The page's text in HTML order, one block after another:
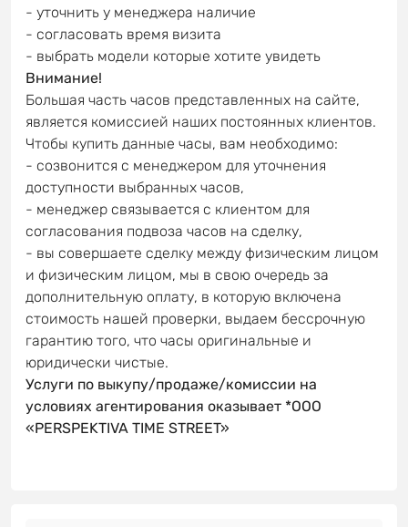
- уточнить у менеджера наличие
- согласовать время визита
- выбрать модели которые хотите увидеть
Внимание!
Большая часть часов представленных на сайте,
является комиссией наших постоянных клиентов.
Чтобы купить данные часы, вам необходимо:
- созвонится с менеджером для уточнения
доступности выбранных часов,
- менеджер связывается с клиентом для
согласования подвоза часов на сделку,
- вы совершаете сделку между физическим лицом
и физическим лицом, мы в свою очередь за
дополнительную оплату, в которую включена
стоимость нашей проверки, выдаем бессрочную
гарантию того, что часы оригинальные и
юридически чистые.
Услуги по выкупу/продаже/комиссии на
условиях агентирования оказывает *OOO
«PERSPEKTIVA TIME STREET»